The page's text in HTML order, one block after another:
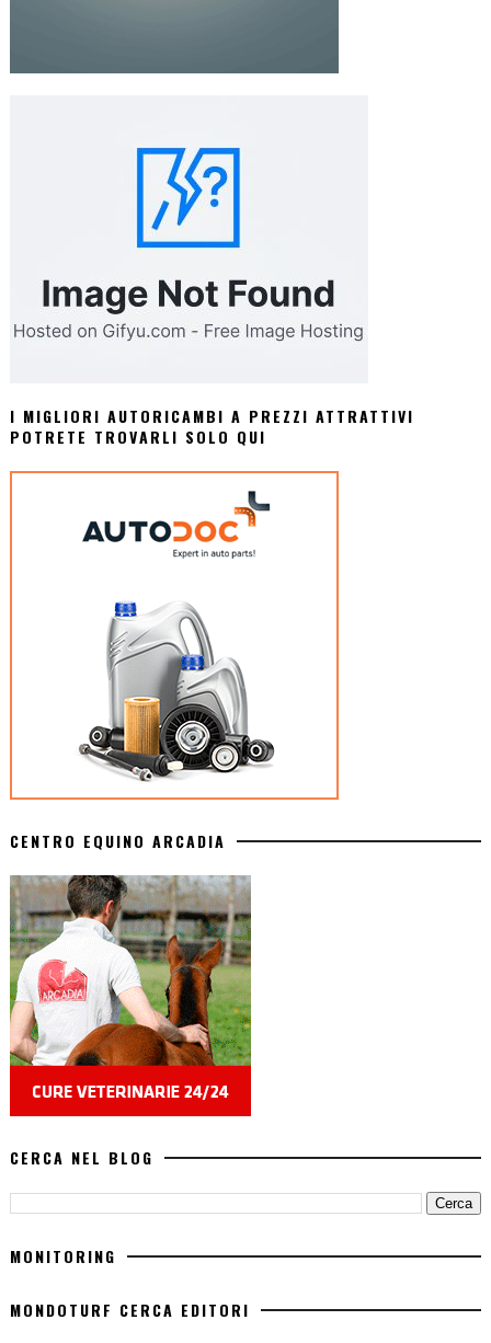
I MIGLIORI AUTORICAMBI A PREZZI ATTRATTIVI
POTRETE TROVARLI SOLO QUI
CENTRO EQUINO ARCADIA
CERCA NEL BLOG
MONITORING
MONDOTURF CERCA EDITORI